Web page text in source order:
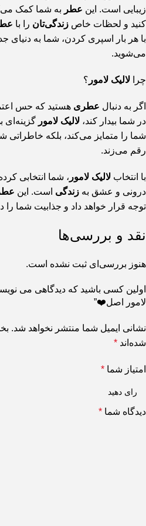
زیبایی است. این عطر به شما کمک
کنید و لحظات خاص زندگی‌تان را با
با هر بار اسپری کردن، شما به دنیای
می‌شوید.
چرا لالیک لامور ؟
اگر به دنبال عطری هستید که حس
در شما بیدار کند، لالیک لامور گزینه‌ای
شما را متمایز می‌کند، بلکه خاطراتی
رقم می‌زند.
با انتخاب لالیک لامور ، شما انتخابی
درونی و عشق به زندگی است. این
توجه قرار خواهد داد و جذابیت شما را
نقد و بررسی‌ها
هنوز بررسی‌ای ثبت نشده است.
اولین کسی باشید که دیدگاهی می
لامور اصل❤️”
نشانی ایمیل شما منتشر نخواهد شد.
شده‌اند *
امتیاز شما *
دیدگاه شما *